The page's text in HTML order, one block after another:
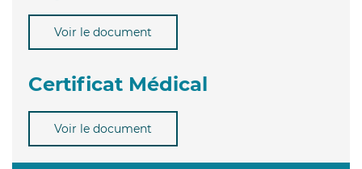
Voir le document
Certificat Médical
Voir le document